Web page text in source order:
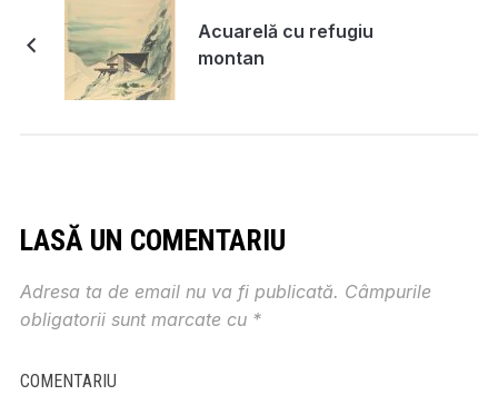
Acuarelă cu refugiu
montan
LASĂ UN COMENTARIU
Adresa ta de email nu va fi publicată. Câmpurile
obligatorii sunt marcate cu *
COMENTARIU